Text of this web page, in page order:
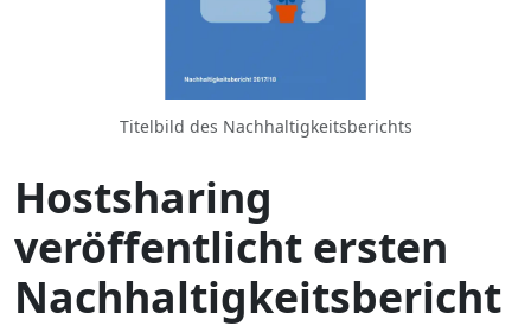
Titelbild des Nachhaltigkeitsberichts
Hostsharing
veröffentlicht ersten
Nachhaltigkeitsbericht